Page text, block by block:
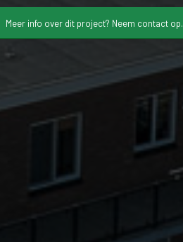
Meer info over dit project? Neem contact op.